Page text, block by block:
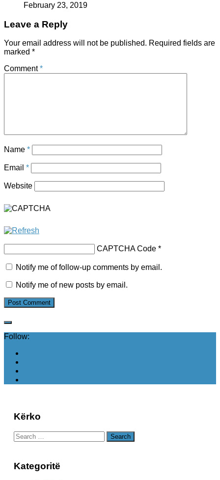
February 23, 2019
Leave a Reply
Your email address will not be published. Required fields are
marked *
Comment*
Name *
Email *
Website
CAPTCHA Code *
Notify me of follow-up comments by email.
Notify me of new posts by email.
Follow:
Kërko
Search
for:
Kategoritë